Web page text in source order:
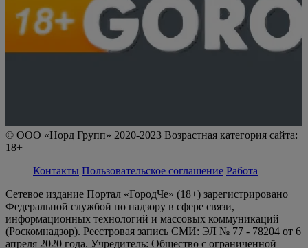
© ООО «Норд Групп» 2020-2023 Возрастная категория сайта:
18+
Контакты Пользовательское соглашение Работа
Сетевое издание Портал «ГородЧе» (18+) зарегистрировано
Федеральной службой по надзору в сфере связи,
информационных технологий и массовых коммуникаций
(Роскомнадзор). Реестровая запись СМИ: ЭЛ № 77 - 78204 от 6
апреля 2020 года. Учредитель: Общество с ограниченной